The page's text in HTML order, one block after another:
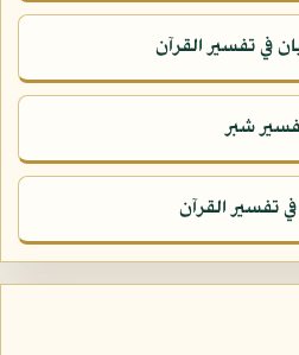
في تفسير القرآن
شبر
في تفسير القرآن